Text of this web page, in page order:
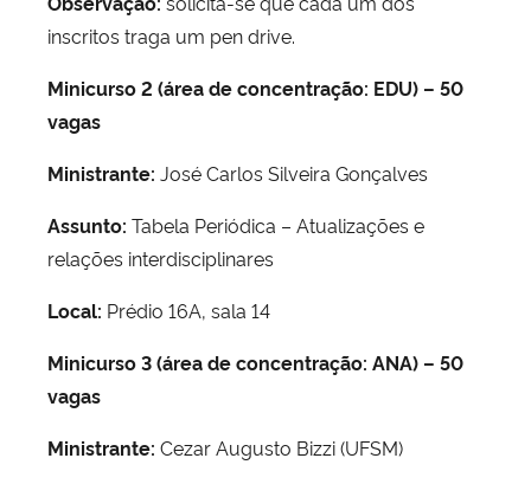
inscritos traga um pen drive.
Minicurso 2 (área de concentração: EDU) – 50
vagas
Ministrante: José Carlos Silveira Gonçalves
Assunto: Tabela Periódica – Atualizações e
relações interdisciplinares
Local: Prédio 16A, sala 14
Minicurso 3 (área de concentração: ANA) – 50
vagas
Ministrante: Cezar Augusto Bizzi (UFSM)